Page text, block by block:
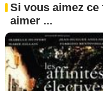
Si vous aimez
aimer ...